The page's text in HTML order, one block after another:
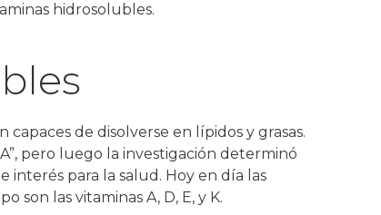
hidrosolubles.
de disolverse en lípidos y grasas.
pero luego la investigación determinó
para la salud. Hoy en día las
son las vitaminas A, D, E, y K.